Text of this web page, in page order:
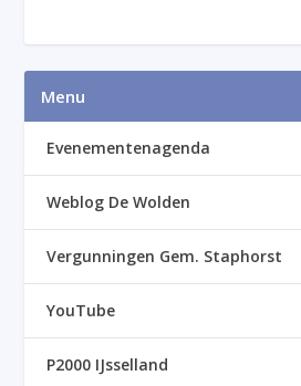
Menu
Evenementenagenda
Weblog De Wolden
Vergunningen Gem. Staphorst
YouTube
P2000 IJsselland